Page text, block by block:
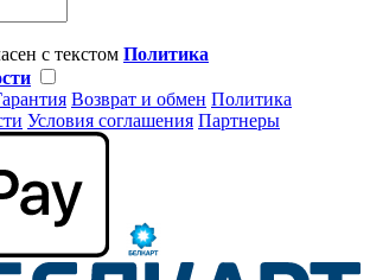
с текстом Политика
Возврат и обмен Политика
Условия соглашения Партнеры